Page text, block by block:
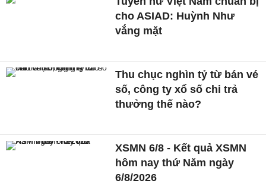
cho ASIAD: Huỳnh Như
vắng mặt
Thu chục nghìn tỷ từ bán vé
số, công ty xổ số chi trả
thưởng thế nào?
XSMN 6/8 - Kết quả XSMN
hôm nay thứ Năm ngày
6/8/2026